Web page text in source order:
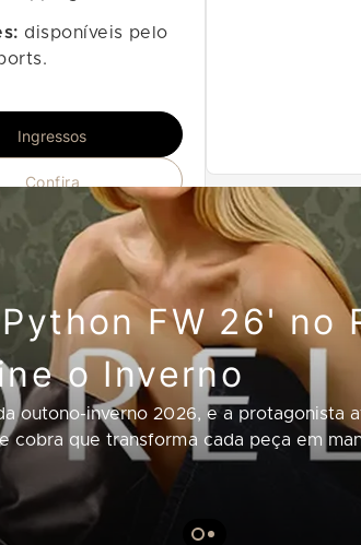
disponíveis pelo
Ingressos
Confira
FW 26' no
o Inverno
outono-inverno 2026, e a protagonista
cobra que transforma cada peça em